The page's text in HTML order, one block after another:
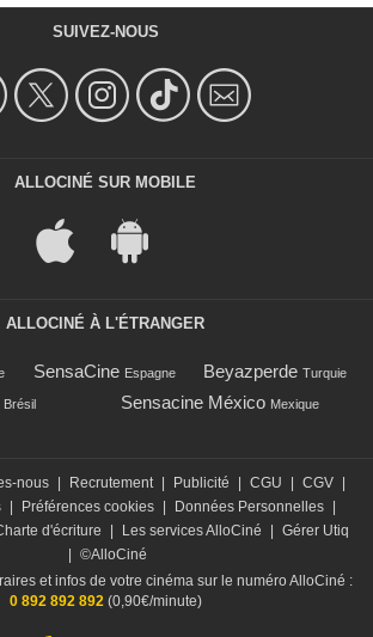
SUIVEZ-NOUS
ALLOCINÉ SUR MOBILE
ALLOCINÉ À L'ÉTRANGER
SensaCine Espagne Beyazperde Turquie
Brésil Sensacine México Mexique
nous Recrutement Publicité CGU CGV
Préférences cookies Données Personnelles
d'écriture Les services AlloCiné
Gérer Utiq
©AlloCiné
et infos de votre cinéma sur le numéro AlloCiné :
0 892 892 892(0,90€/minute)